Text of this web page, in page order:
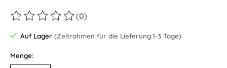
Die Bewertung dieses Produkts ist
(0)
Auf Lager (Zeitrahmen für die Lieferung:1-3 Tage)
Menge: